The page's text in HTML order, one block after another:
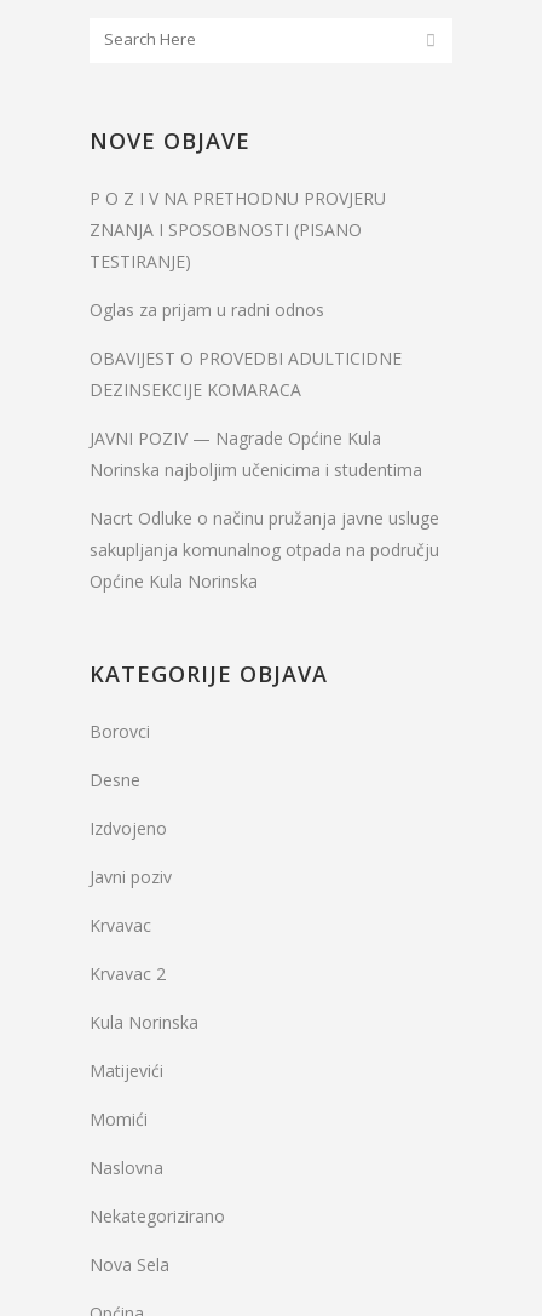
NOVE OBJAVE
P O Z I V NA PRETHODNU PROVJERU
ZNANJA I SPOSOBNOSTI (PISANO
TESTIRANJE)
Oglas za prijam u radni odnos
OBAVIJEST O PROVEDBI ADULTICIDNE
DEZINSEKCIJE KOMARACA
JAVNI POZIV — Nagrade Općine Kula
Norinska najboljim učenicima i studentima
Nacrt Odluke o načinu pružanja javne usluge
sakupljanja komunalnog otpada na području
Općine Kula Norinska
KATEGORIJE OBJAVA
Borovci
Desne
Izdvojeno
Javni poziv
Krvavac
Krvavac 2
Kula Norinska
Matijevići
Momići
Naslovna
Nekategorizirano
Nova Sela